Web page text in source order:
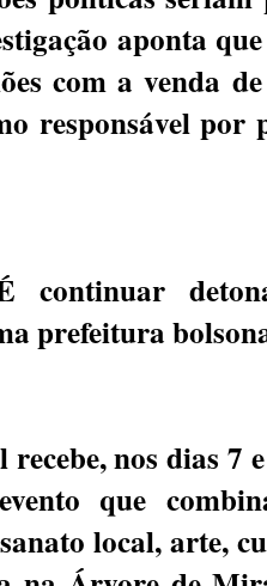
aponta
com a venda
responsável
continuar
prefeitura
nos dias 7
que
local, arte,